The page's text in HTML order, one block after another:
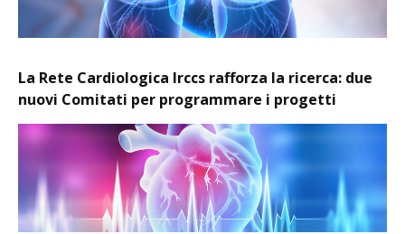
La Rete Cardiologica Irccs rafforza la ricerca: due
nuovi Comitati per programmare i progetti